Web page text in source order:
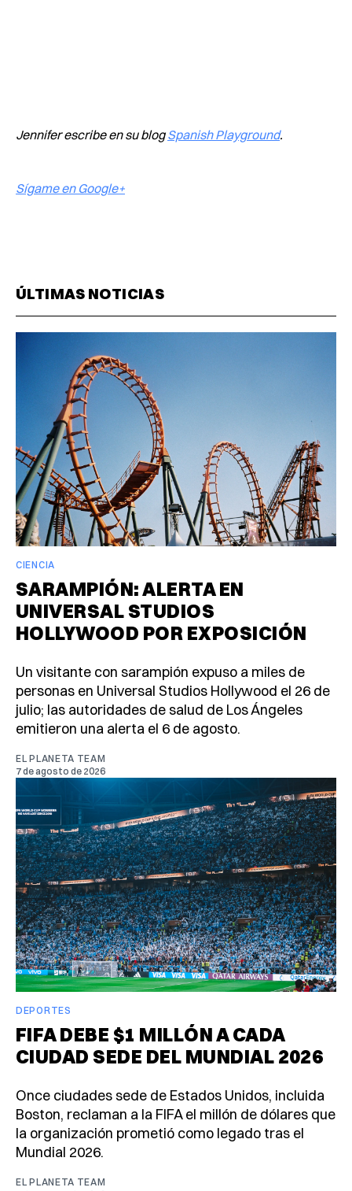
Jennifer escribe en su blogSpanish Playground.
Sígame en Google+
ÚLTIMAS NOTICIAS
CIENCIA
SARAMPIÓN: ALERTA EN
UNIVERSAL STUDIOS
HOLLYWOOD POR EXPOSICIÓN
Un visitante con sarampión expuso a miles de
personas en Universal Studios Hollywood el 26 de
julio; las autoridades de salud de Los Ángeles
emitieron una alerta el 6 de agosto.
EL PLANETA TEAM
7 de agosto de 2026
DEPORTES
FIFA DEBE $1 MILLÓN A CADA
CIUDAD SEDE DEL MUNDIAL 2026
Once ciudades sede de Estados Unidos, incluida
Boston, reclaman a la FIFA el millón de dólares que
la organización prometió como legado tras el
Mundial 2026.
EL PLANETA TEAM